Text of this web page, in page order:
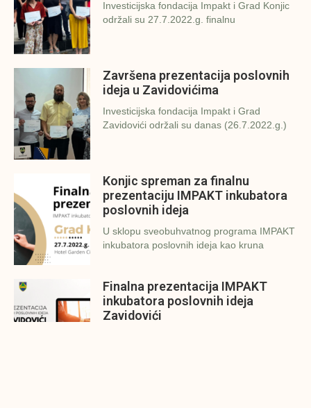
Investicijska fondacija Impakt i Grad Konjic
održali su 27.7.2022.g. finalnu
Završena prezentacija poslovnih
ideja u Zavidovićima
Investicijska fondacija Impakt i Grad
Zavidovići održali su danas (26.7.2022.g.)
Konjic spreman za finalnu
prezentaciju IMPAKT inkubatora
poslovnih ideja
U sklopu sveobuhvatnog programa IMPAKT
inkubatora poslovnih ideja kao kruna
Finalna prezentacija IMPAKT
inkubatora poslovnih ideja
Zavidovići